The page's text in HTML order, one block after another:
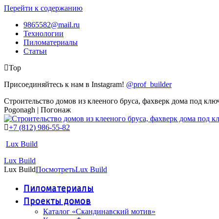
Перейти к содержанию
9865582@mail.ru
Технологии
Пиломатериалы
Статьи
Top
Присоединяйтесь к нам в Instagram! @prof_builder
Строительство домов из клееного бруса, фахверк дома под
Pogonagh | Погонаж
+7 (812) 986-55-82
Lux Build
Lux Build
Lux BuildПосмотретьLux Build
Пиломатериалы
Проекты домов
Каталог «Скандинавский мотив»